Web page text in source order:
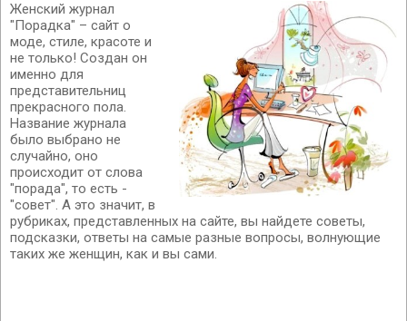
Женский журнал
"Порадка" – сайт о
моде, стиле, красоте и
не только! Создан он
именно для
представительниц
прекрасного пола.
Название журнала
было выбрано не
случайно, оно
происходит от слова
"порада", то есть -
"совет". А это значит, в
рубриках, представленных на сайте, вы найдете советы,
подсказки, ответы на самые разные вопросы, волнующие
таких же женщин, как и вы сами.